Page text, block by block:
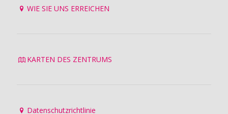
WIE SIE UNS ERREICHEN
KARTEN DES ZENTRUMS
Datenschutzrichtlinie